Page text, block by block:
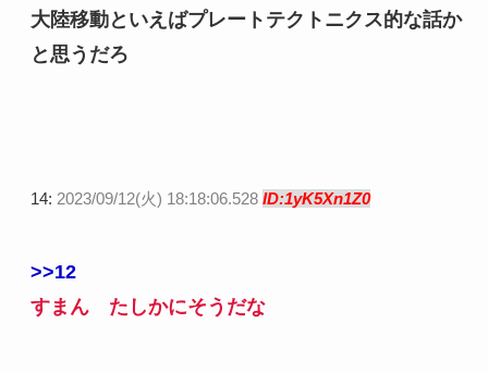
大陸移動といえばプレートテクトニクス的な話か
と思うだろ
14: 2023/09/12(火) 18:18:06.528 ID:1yK5Xn1Z0
>>12
すまん たしかにそうだな